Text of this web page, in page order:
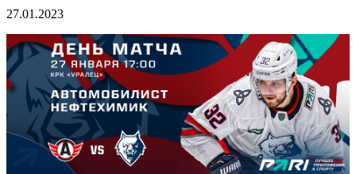
27.01.2023